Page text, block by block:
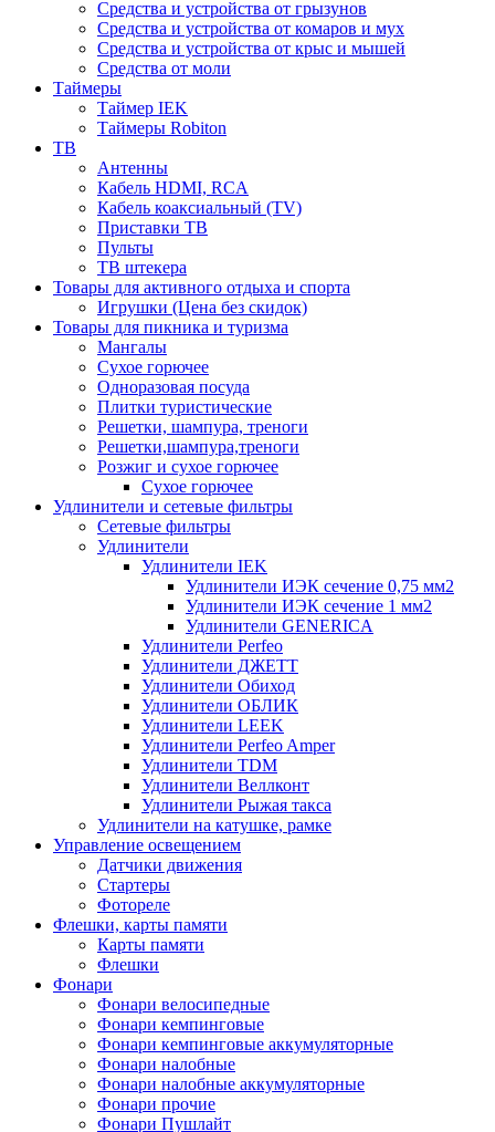
Средства и устройства от грызунов
Средства и устройства от комаров и мух
Средства и устройства от крыс и мышей
Средства от моли
Таймеры
Таймер IEK
Таймеры Robiton
ТВ
Антенны
Кабель HDMI, RCA
Кабель коаксиальный (TV)
Приставки ТВ
Пульты
ТВ штекера
Товары для активного отдыха и спорта
Игрушки (Цена без скидок)
Товары для пикника и туризма
Мангалы
Сухое горючее
Одноразовая посуда
Плитки туристические
Решетки, шампура, треноги
Решетки,шампура,треноги
Розжиг и сухое горючее
Сухое горючее
Удлинители и сетевые фильтры
Сетевые фильтры
Удлинители
Удлинители IEK
Удлинители ИЭК сечение 0,75 мм2
Удлинители ИЭК сечение 1 мм2
Удлинители GENERICA
Удлинители Perfeo
Удлинители ДЖЕТТ
Удлинители Обиход
Удлинители ОБЛИК
Удлинители LEEK
Удлинители Perfeo Amper
Удлинители TDM
Удлинители Веллконт
Удлинители Рыжая такса
Удлинители на катушке, рамке
Управление освещением
Датчики движения
Стартеры
Фотореле
Флешки, карты памяти
Карты памяти
Флешки
Фонари
Фонари велосипедные
Фонари кемпинговые
Фонари кемпинговые аккумуляторные
Фонари налобные
Фонари налобные аккумуляторные
Фонари прочие
Фонари Пушлайт